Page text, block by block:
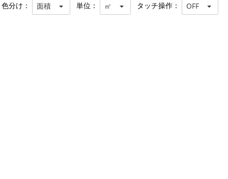
色分け： 面積 単位： ㎡ タッチ操作： OFF